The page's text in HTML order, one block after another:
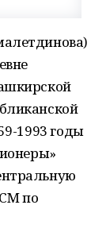
1993 годы
по